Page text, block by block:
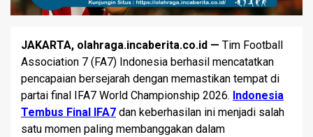
JAKARTA, olahraga.incaberita.co.id — Tim Football
Association 7 (FA7) Indonesia berhasil mencatatkan
pencapaian bersejarah dengan memastikan tempat di
partai final IFA7 World Championship 2026. Indonesia
Tembus Final IFA7 dan keberhasilan ini menjadi salah
satu momen paling membanggakan dalam